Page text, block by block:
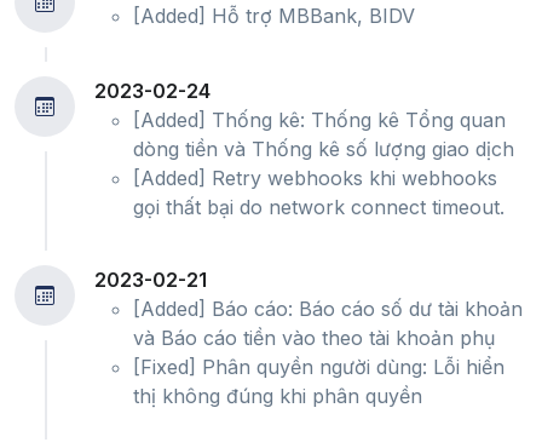
[Added] Hỗ trợ MBBank, BIDV
2023-02-24
[Added] Thống kê: Thống kê Tổng quan
dòng tiền và Thống kê số lượng giao dịch
[Added] Retry webhooks khi webhooks
gọi thất bại do network connect timeout.
2023-02-21
[Added] Báo cáo: Báo cáo số dư tài khoản
và Báo cáo tiền vào theo tài khoản phụ
[Fixed] Phân quyền người dùng: Lỗi hiển
thị không đúng khi phân quyền